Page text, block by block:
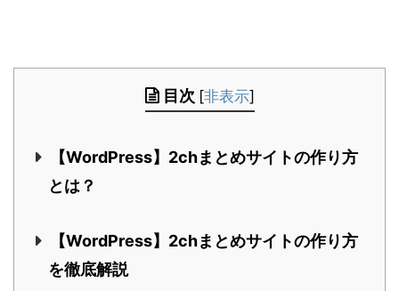
目次 [非表示]
【WordPress】2chまとめサイトの作り方
とは？
【WordPress】2chまとめサイトの作り方
を徹底解説